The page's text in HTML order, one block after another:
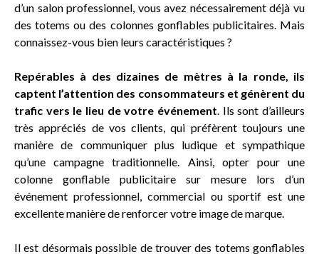
d’un salon professionnel, vous avez nécessairement déjà vu
des totems ou des colonnes gonflables publicitaires. Mais
connaissez-vous bien leurs caractéristiques ?
Repérables à des dizaines de mètres à la ronde, ils
captent l’attention des consommateurs et génèrent du
trafic vers le lieu de votre événement. Ils sont d’ailleurs
très appréciés de vos clients, qui préfèrent toujours une
manière de communiquer plus ludique et sympathique
qu’une campagne traditionnelle. Ainsi, opter pour une
colonne gonflable publicitaire sur mesure lors d’un
événement professionnel, commercial ou sportif est une
excellente manière de renforcer votre image de marque.
Il est désormais possible de trouver des totems gonflables